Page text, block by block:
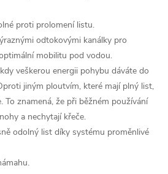
proti prolomení listu.
odtokovými kanálky pro
mobilitu pod vodou.
veškerou energii pohybu dáváte do
jiným ploutvím, které mají plný list,
To znamená, že při běžném používání
a nechytají křeče.
odolný list díky systému proměnlivé